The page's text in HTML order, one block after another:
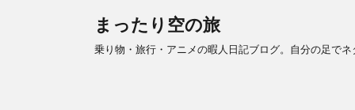
まったり空の旅
乗り物・旅行・アニメの暇人日記ブログ。自分の足でネ